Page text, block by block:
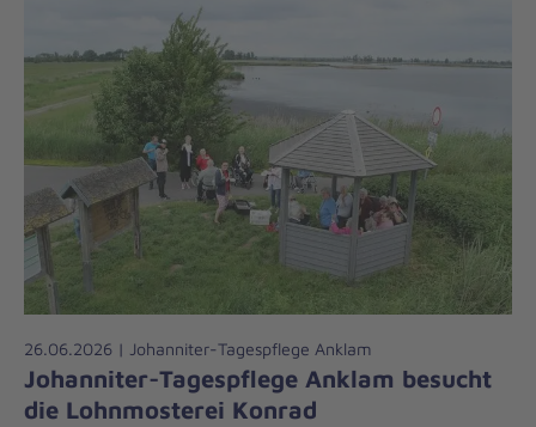
26.06.2026 | Johanniter-Tagespflege Anklam
Johanniter-Tagespflege Anklam besucht
die Lohnmosterei Konrad